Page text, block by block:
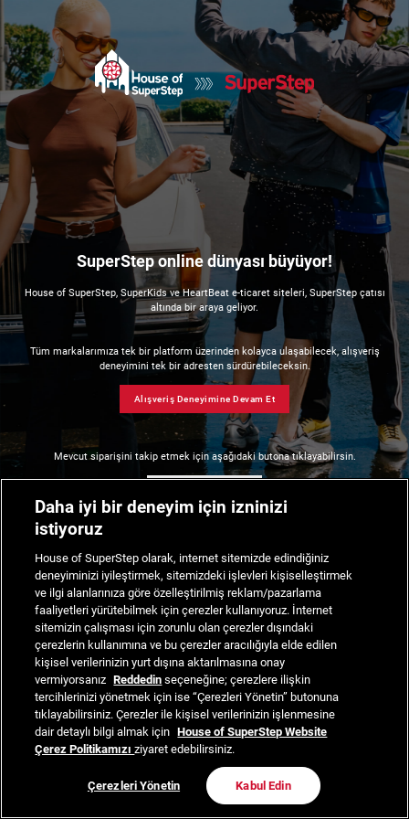
SuperStep online dünyası büyüyor!
House of SuperStep, SuperKids ve HeartBeat e-ticaret siteleri, SuperStep çatısı
altında bir araya geliyor.
Tüm markalarımıza tek bir platform üzerinden kolayca ulaşabilecek, alışveriş
deneyimini tek bir adresten sürdürebileceksin.
Alışveriş Deneyimine Devam Et
Mevcut siparişini takip etmek için aşağıdaki butona tıklayabilirsin.
Daha iyi bir deneyim için izninizi
istiyoruz
House of SuperStep olarak, internet sitemizde edindiğiniz
deneyiminizi iyileştirmek, sitemizdeki işlevleri kişiselleştirmek
ve ilgi alanlarınıza göre özelleştirilmiş reklam/pazarlama
faaliyetleri yürütebilmek için çerezler kullanıyoruz. İnternet
sitemizin çalışması için zorunlu olan çerezler dışındaki
çerezlerin kullanımına ve bu çerezler aracılığıyla elde edilen
kişisel verilerinizin yurt dışına aktarılmasına onay
vermiyorsanız Reddedin seçeneğine; çerezlere ilişkin
tercihlerinizi yönetmek için ise “Çerezleri Yönetin” butonuna
tıklayabilirsiniz. Çerezler ile kişisel verilerinizin işlenmesine
dair detaylı bilgi almak için House of SuperStep Website
Çerez Politikamızıziyaret edebilirsiniz.
Çerezleri Yönetin Kabul Edin